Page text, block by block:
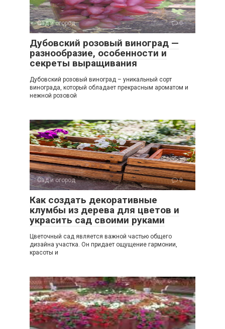
Сад и огород 0
Дубовский розовый виноград —
разнообразие, особенности и
секреты выращивания
Дубовский розовый виноград – уникальный сорт
винограда, который обладает прекрасным ароматом и
нежной розовой
Сад и огород 0
Как создать декоративные
клумбы из дерева для цветов и
украсить сад своими руками
Цветочный сад является важной частью общего
дизайна участка. Он придает ощущение гармонии,
красоты и